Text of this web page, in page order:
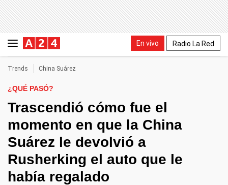
En vivo Radio La Red
Trends China Suárez
¿QUÉ PASÓ?
Trascendió cómo fue el
momento en que la China
Suárez le devolvió a
Rusherking el auto que le
había regalado